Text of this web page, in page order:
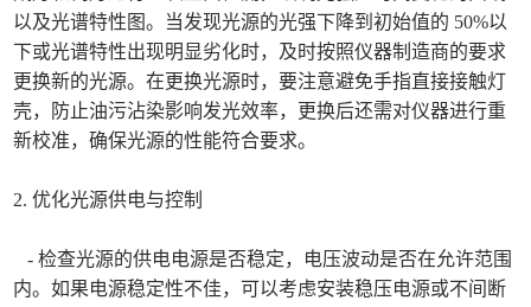
以及光谱特性图。当发现光源的光强下降到初始值的 50%以
下或光谱特性出现明显劣化时，及时按照仪器制造商的要求
更换新的光源。在更换光源时，要注意避免手指直接接触灯
壳，防止油污沾染影响发光效率，更换后还需对仪器进行重
新校准，确保光源的性能符合要求。
2. 优化光源供电与控制
- 检查光源的供电电源是否稳定，电压波动是否在允许范围
内。如果电源稳定性不佳，可以考虑安装稳压电源或不间断